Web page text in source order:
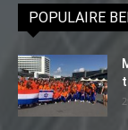
POPULAIRE